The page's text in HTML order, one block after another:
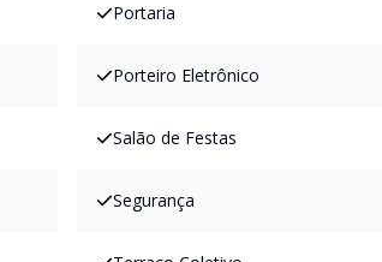
Portaria
Porteiro Eletrônico
Salão de Festas
Segurança